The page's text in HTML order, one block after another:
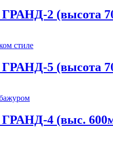
2 (высота
5 (высота
4 (выс.